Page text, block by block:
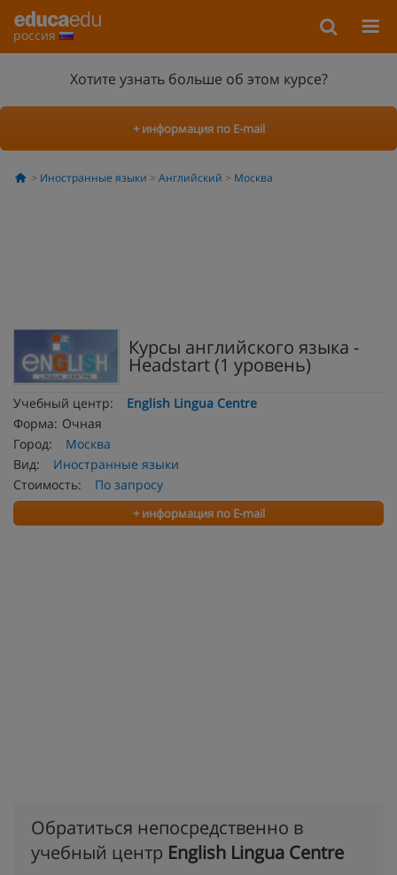
россия
Хотите узнать больше об этом курсе?
+ информация по E-mail
Иностранные языки Английский Москва
Курсы английского языка -
Headstart (1 уровень)
Учебный центр:
English Lingua Centre
Форма: Очная
Город:
Москва
Вид:
Иностранные языки
Стоимость:
По запросу
+ информация по E-mail
Обратиться непосредственно в
учебный центр English Lingua Centre